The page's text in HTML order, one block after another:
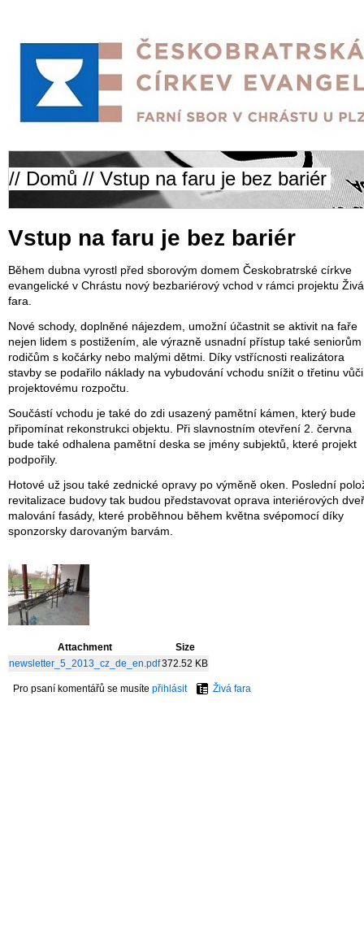
// Domů // Vstup na faru je bez bariér
Vstup na faru je bez bariér
Během dubna vyrostl před sborovým domem Českobratrské církve
evangelické v Chrástu nový bezbariérový vchod v rámci projektu Živá
fara.
Nové schody, doplněné nájezdem, umožní účastnit se aktivit na faře
nejen lidem s postižením, ale výrazně usnadní přístup také seniorům
rodičům s kočárky nebo malými dětmi. Díky vstřícnosti realizátora
stavby se podařilo náklady na vybudování vchodu snížit o třetinu vůči
projektovému rozpočtu.
Součástí vchodu je také do zdi usazený pamětní kámen, který bude
připomínat rekonstrukci objektu. Při slavnostním otevření 2. června
bude také odhalena pamětní deska se jmény subjektů, které projekt
podpořily.
Hotové už jsou také zednické opravy po výměně oken. Poslední
revitalizace budovy tak budou představovat oprava interiérových
malování fasády, které proběhnou během května svépomocí díky
sponzorsky darovaným barvám.
Attachment
Size
newsletter_5_2013_cz_de_en.pdf372.52 KB
Pro psaní komentářů se musíte přihlásit Živá fara